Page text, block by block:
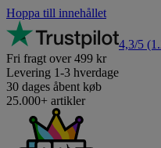
Hoppa till innehållet
4,3/5
Fri fragt over 499 kr
Levering 1-3 hverdage
30 dages åbent køb
25.000+ artikler